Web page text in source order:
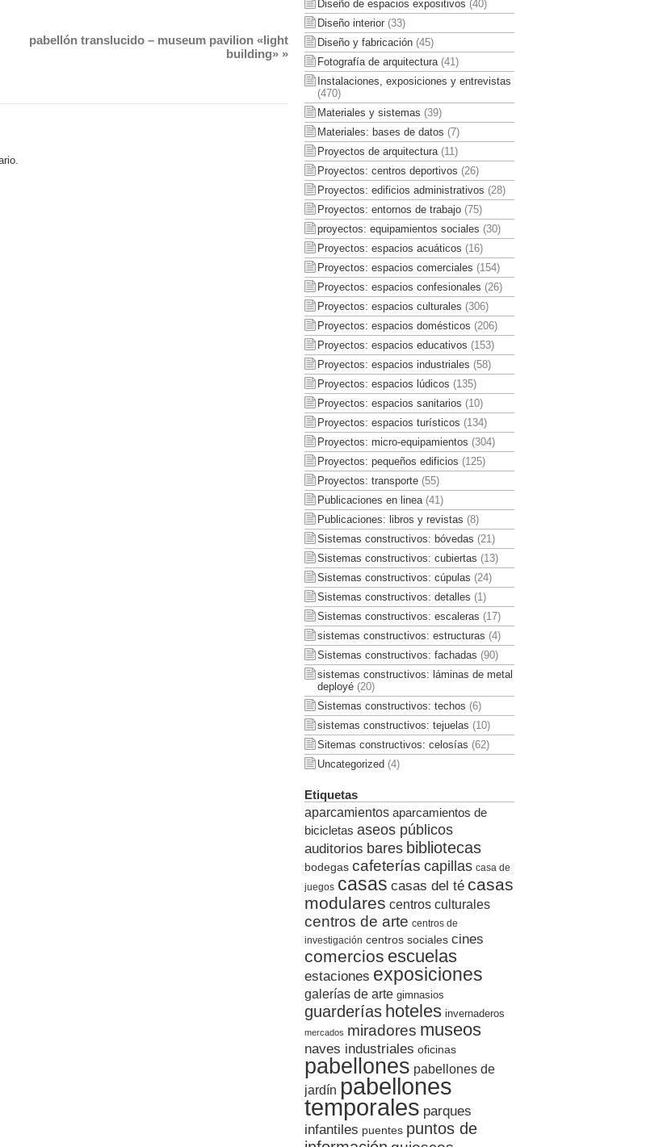
pabellón translucido – museum pavilion «light
building» »
Diseño de espacios expositivos (40)
Diseño interior(33)
Diseño y fabricación(45)
Fotografía de arquitectura(41)
Instalaciones, exposiciones y entrevistas
(470)
Materiales y sistemas (39)
Materiales: bases de datos (7)
Proyectos de arquitectura(11)
Proyectos: centros deportivos (26)
Proyectos: edificios administrativos (28)
Proyectos: entornos de trabajo(75)
proyectos: equipamientos sociales (30)
Proyectos: espacios acuáticos (16)
Proyectos: espacios comerciales (154)
Proyectos: espacios confesionales (26)
Proyectos: espacios culturales (306)
Proyectos: espacios domésticos (206)
Proyectos: espacios educativos (153)
Proyectos: espacios industriales (58)
Proyectos: espacios lúdicos (135)
Proyectos: espacios sanitarios (10)
Proyectos: espacios turísticos (134)
Proyectos: micro-equipamientos (304)
Proyectos: pequeños edificios (125)
Proyectos: transporte(55)
Publicaciones en linea(41)
Publicaciones: libros y revistas (8)
Sistemas constructivos: bóvedas (21)
Sistemas constructivos: cubiertas (13)
Sistemas constructivos: cúpulas (24)
Sistemas constructivos: detalles (1)
Sistemas constructivos: escaleras (17)
sistemas constructivos: estructuras (4)
Sistemas constructivos: fachadas (90)
sistemas constructivos: láminas de metal
deployé(20)
Sistemas constructivos: techos (6)
sistemas constructivos: tejuelas (10)
Sitemas constructivos: celosías (62)
Uncategorized (4)
Etiquetas
aparcamientos aparcamientos de
bicicletas aseos públicos
auditorios bares bibliotecas
bodegas cafeterías capillas casa de
juegos casas casas del té casas
modulares centros culturales
centros de arte centros de
investigación centros sociales cines
comercios escuelas
estaciones exposiciones
galerías de arte gimnasios
guarderías hoteles invernaderos
mercados miradores museos
naves industriales oficinas
pabellones pabellones de
jardín pabellones
temporales parques
infantiles puentes puntos de